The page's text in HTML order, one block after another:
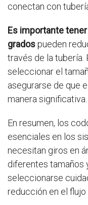
conectan con
Es importante
gradospueden
través de la tubería.
seleccionar el
asegurarse de que
manera significativa.
En resumen, los
esenciales en los
necesitan giros en
diferentes tamaños
seleccionarse
reducción en el flujo